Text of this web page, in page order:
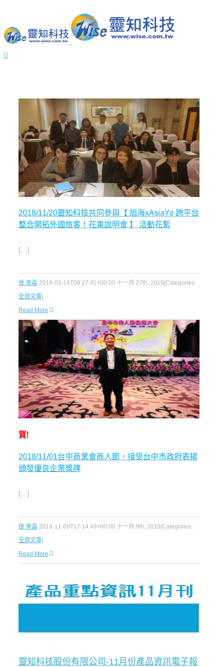
2018/11/20靈知科技共同參與【 旭海xAsiaYo 跨平台
整合開拓外國旅客！花東說明會 】 活動花絮
[…]
徐 崇淼 2019-03-14T09:27:41+00:00 十一月 27th, 2018 Categories:
全部文章
Read More
賀!
2018/11/01台中商業會商人節，接受台中市政府表揚
頒發優良企業獎牌
[…]
徐 崇淼 2018-11-09T17:14:49+00:00 十一月 9th, 2018|Categories:
全部文章|
Read More
靈知科技股份有限公司-11月份產品資訊電子報